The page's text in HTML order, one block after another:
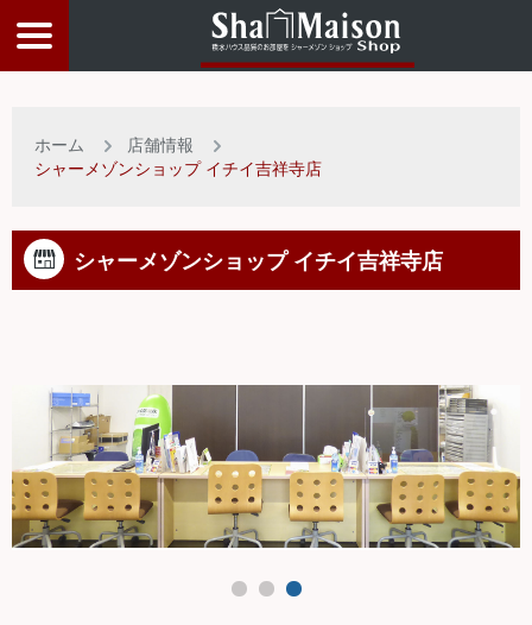
お客様サービス
物件比較リスト
トップページ
ホーム
店舗情報
シャーメゾンショップ イチイ吉祥寺店
シャーメゾンショップ イチイ吉祥寺店